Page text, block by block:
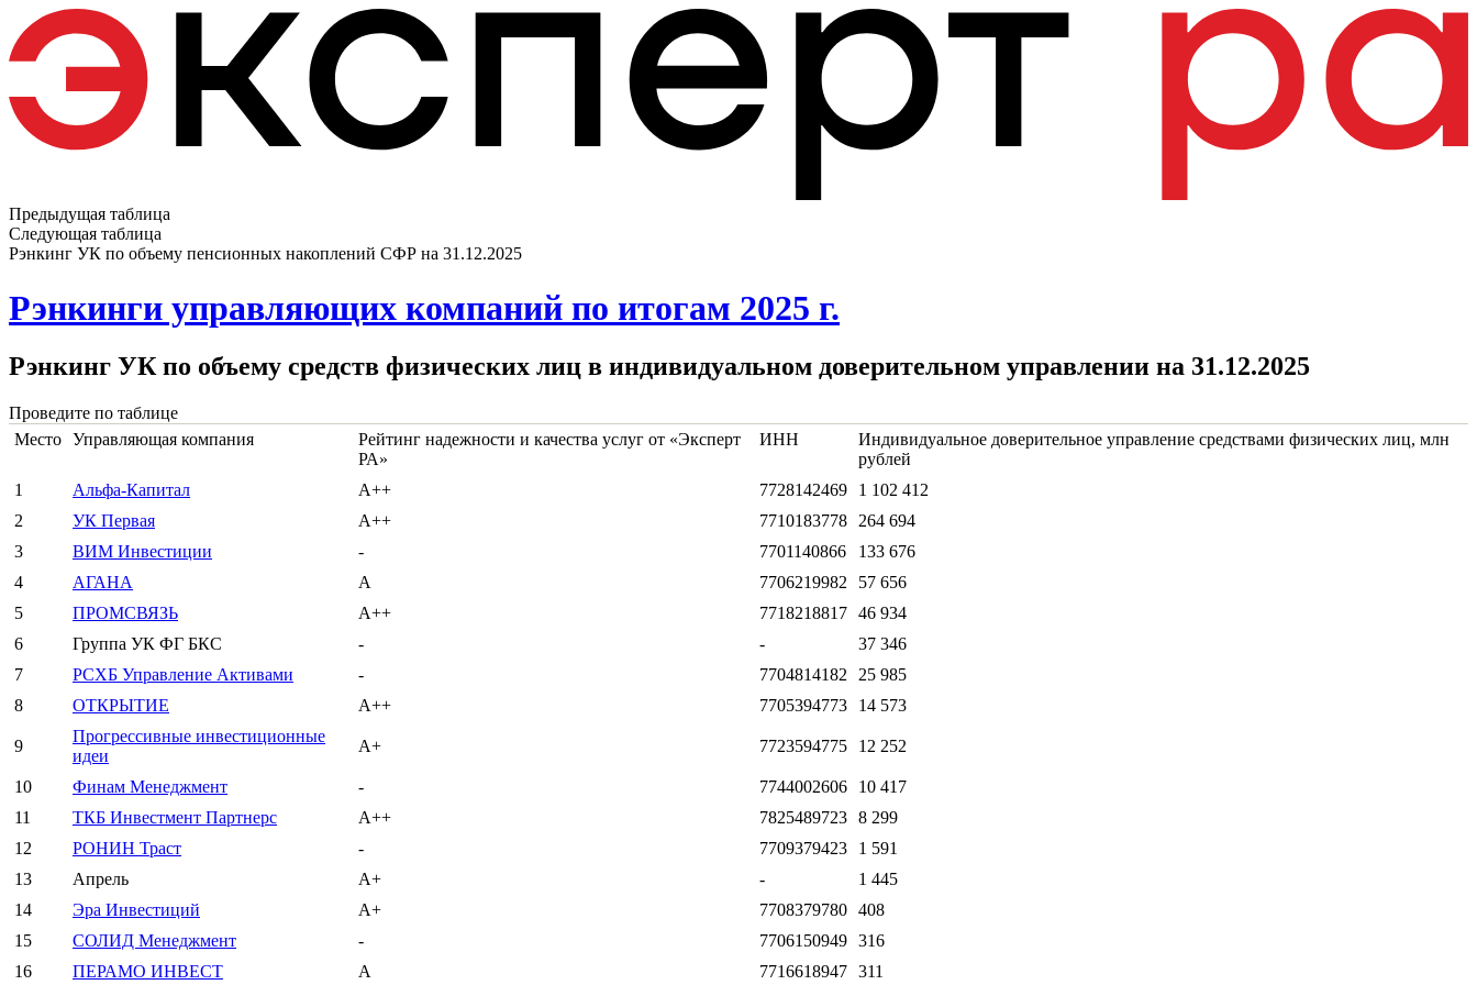
Предыдущая таблица
Следующая таблица
Рэнкинг УК по объему пенсионных накоплений СФР на 31.12.2025
Рэнкинги управляющих компаний по итогам 2025 г.
Рэнкинг УК по объему средств физических лиц в индивидуальном доверительном управлении на 31.12.2025
Проведите по таблице
Место Управляющая компания
Рейтинг надежности и качества услуг от «Эксперт
РА»
ИНН
Индивидуальное доверительное управление средствами физических лиц, млн
рублей
1
Альфа-Капитал A++ 7728142469
1 102 412
2
УК Первая A++ 7710183778
264 694
3
ВИМ Инвестиции - 7701140866
133 676
4
АГАНА A 7706219982
57 656
5
ПРОМСВЯЗЬ A++ 7718218817 46 934
6
Группа УК ФГ БКС - -
37 346
7
РСХБ Управление Активами - 7704814182
25 985
8
ОТКРЫТИЕ A++ 7705394773 14 573
9
Прогрессивные инвестиционные
идеи
A+ 7723594775 12 252
10 Финам Менеджмент - 7744002606
10 417
11
ТКБ Инвестмент Партнерс A++ 7825489723 8 299
12
РОНИН Траст - 7709379423
1 591
13
Апрель A+ -
1 445
14
Эра Инвестиций A+ 7708379780 408
15
СОЛИД Менеджмент - 7706150949 316
16
ПЕРАМО ИНВЕСТ A 7716618947 311